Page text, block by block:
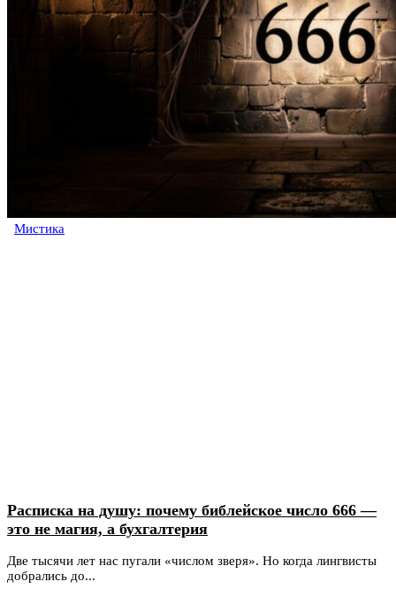
Мистика
Расписка на душу: почему библейское число 666 —
это не магия, а бухгалтерия
Две тысячи лет нас пугали «числом зверя». Но когда лингвисты
добрались до...